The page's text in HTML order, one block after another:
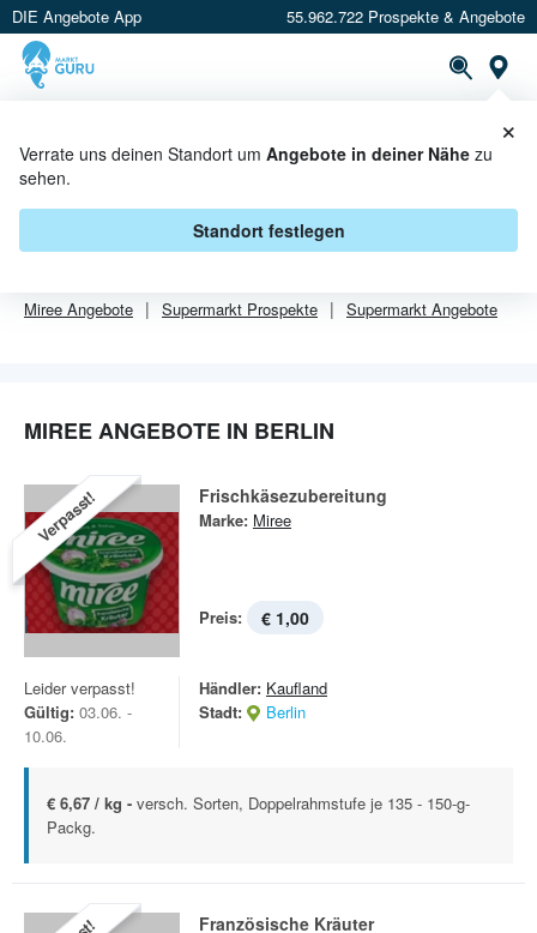
DIE Angebote App 55.962.722 Prospekte & Angebote
Verrate uns deinen Standort um Angebote in deiner Nähe zu
sehen.
Standort festlegen
×
MIREE ANGEBOTE IN BERLIN
VonMireesind in Berlin leider alle Angebebote abgelaufen.
Miree Angebote Supermarkt Prospekte Supermarkt Angebote
MIREE ANGEBOTE IN BERLIN
Verpasst! Frischkäsezubereitung
Marke: Miree
Preis: € 1,00
Leider verpasst!
Gültig: 03.06. -
10.06.
Händler: Kaufland
Stadt:
Berlin
€ 6,67 / kg - versch. Sorten, Doppelrahmstufe je 135 - 150-g-
Packg.
Französische Kräuter